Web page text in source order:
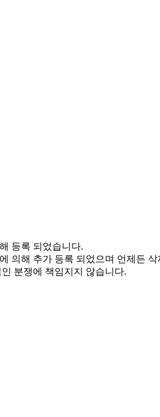
등록 되었습니다.
의해 추가 등록 되었으며 언제든
분쟁에 책임지지 않습니다.